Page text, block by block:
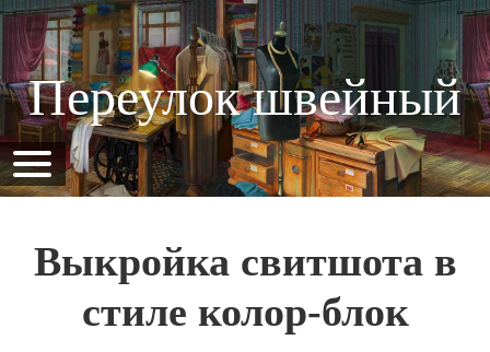
Переулок швейный
Выкройка свитшота в
стиле колор-блок